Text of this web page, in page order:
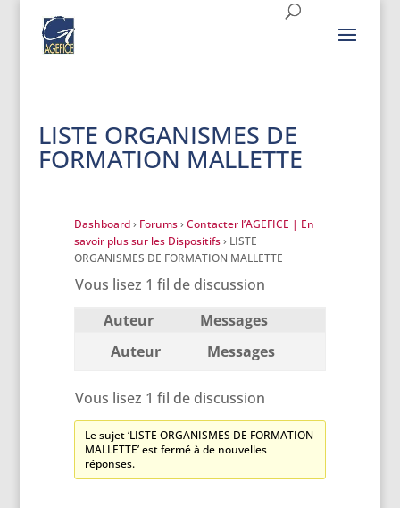
LISTE ORGANISMES DE
FORMATION MALLETTE
Dashboard › Forums › Contacter l’AGEFICE | En
savoir plus sur les Dispositifs › LISTE
ORGANISMES DE FORMATION MALLETTE
Vous lisez 1 fil de discussion
Auteur
Messages
Auteur
Messages
Vous lisez 1 fil de discussion
Le sujet ‘LISTE ORGANISMES DE FORMATION
MALLETTE’ est fermé à de nouvelles
réponses.